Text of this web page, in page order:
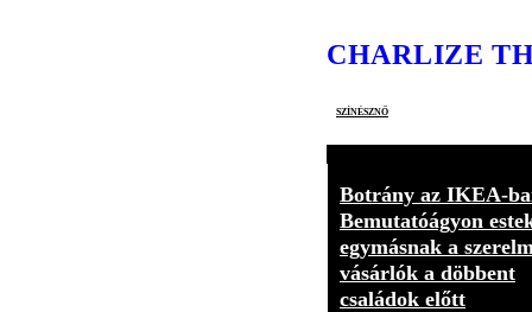
CHARLIZE
színésznő
Botrány az IKEA-
Bemutatóágyon
egymásnak a
vásárlók a döbbent
családok előtt